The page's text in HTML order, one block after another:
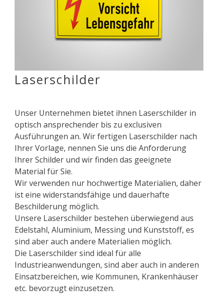
Laserschilder
Unser Unternehmen bietet ihnen Laserschilder in
optisch ansprechender bis zu exclusiven
Ausführungen an. Wir fertigen Laserschilder nach
Ihrer Vorlage, nennen Sie uns die Anforderung
Ihrer Schilder und wir finden das geeignete
Material für Sie.
Wir verwenden nur hochwertige Materialien, daher
ist eine widerstandsfähige und dauerhafte
Beschilderung möglich.
Unsere Laserschilder bestehen überwiegend aus
Edelstahl, Aluminium, Messing und Kunststoff, es
sind aber auch andere Materialien möglich.
Die Laserschilder sind ideal für alle
Industrieanwendungen, sind aber auch in anderen
Einsatzbereichen, wie Kommunen, Krankenhäuser
etc. bevorzugt einzusetzen.